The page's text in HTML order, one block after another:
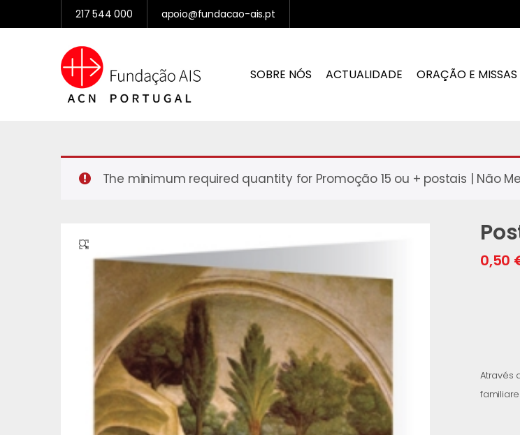
217 544 000 apoio@fundacao-ais.pt
SOBRE NÓS ACTUALIDADE ORAÇÃO E MISSAS
The minimum required quantity for Promoção 15 ou + postais | Não Me
🔍
0,50
Através